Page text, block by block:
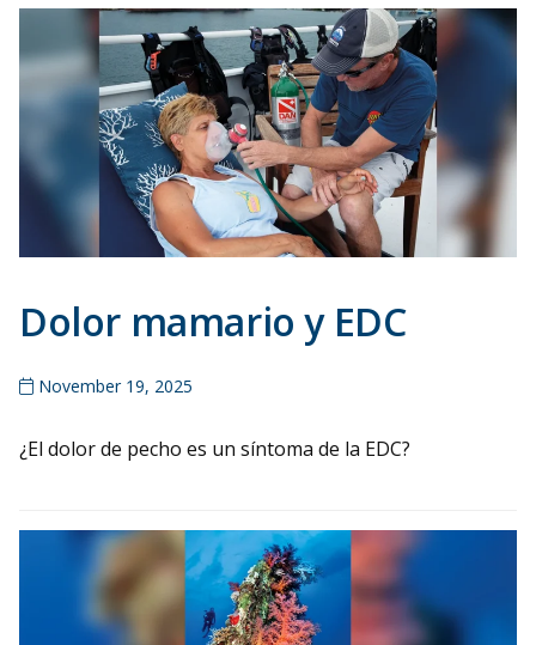
Dolor mamario y EDC
November 19, 2025
¿El dolor de pecho es un síntoma de la EDC?